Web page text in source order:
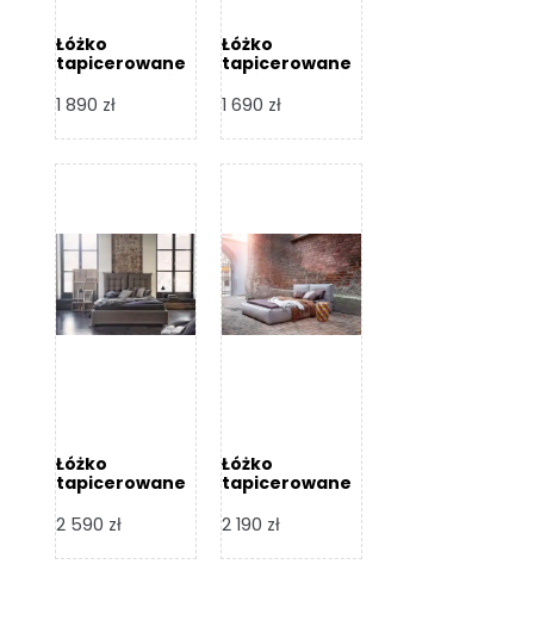
Łóżko
tapicerowane
Design
1 890 zł
Łóżko
tapicerowane
Design
1 690 zł
Łóżko
tapicerowane
Design
2 590 zł
Łóżko
tapicerowane
Design
2 190 zł